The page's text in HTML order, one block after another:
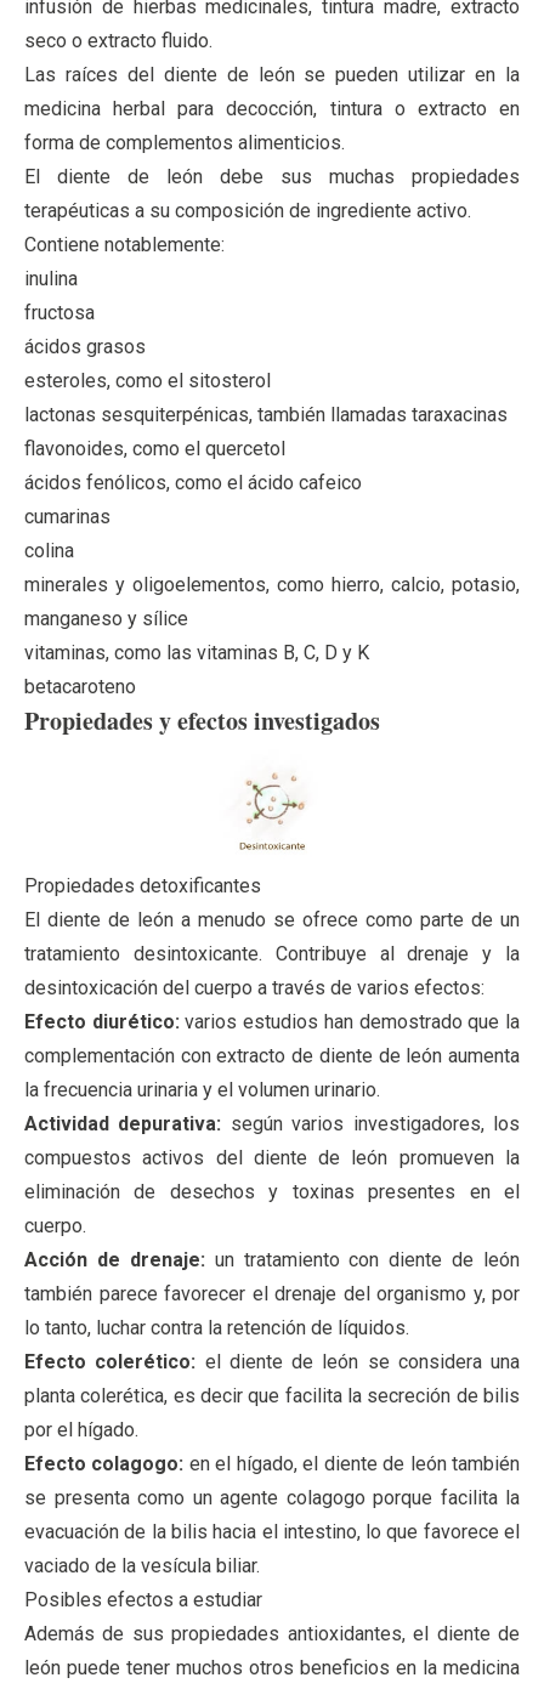
infusión de hierbas medicinales, tintura madre, extracto
seco o extracto fluido.
Las raíces del diente de león se pueden utilizar en la
medicina herbal para decocción, tintura o extracto en
forma de complementos alimenticios.
El diente de león debe sus muchas propiedades
terapéuticas a su composición de ingrediente activo.
Contiene notablemente:
inulina
fructosa
ácidos grasos
esteroles, como el sitosterol
lactonas sesquiterpénicas, también llamadas taraxacinas
flavonoides, como el quercetol
ácidos fenólicos, como el ácido cafeico
cumarinas
colina
minerales y oligoelementos, como hierro, calcio, potasio,
manganeso y sílice
vitaminas, como las vitaminas B, C, D y K
betacaroteno
Propiedades y efectos investigados
Propiedades detoxificantes
El diente de león a menudo se ofrece como parte de un
tratamiento desintoxicante. Contribuye al drenaje y la
desintoxicación del cuerpo a través de varios efectos:
Efecto diurético: varios estudios han demostrado que la
complementación con extracto de diente de león aumenta
la frecuencia urinaria y el volumen urinario.
Actividad depurativa: según varios investigadores, los
compuestos activos del diente de león promueven la
eliminación de desechos y toxinas presentes en el
cuerpo.
Acción de drenaje: un tratamiento con diente de león
también parece favorecer el drenaje del organismo y, por
lo tanto, luchar contra la retención de líquidos.
Efecto colerético: el diente de león se considera una
planta colerética, es decir que facilita la secreción de bilis
por el hígado.
Efecto colagogo: en el hígado, el diente de león también
se presenta como un agente colagogo porque facilita la
evacuación de la bilis hacia el intestino, lo que favorece el
vaciado de la vesícula biliar.
Posibles efectos a estudiar
Además de sus propiedades antioxidantes, el diente de
león puede tener muchos otros beneficios en la medicina